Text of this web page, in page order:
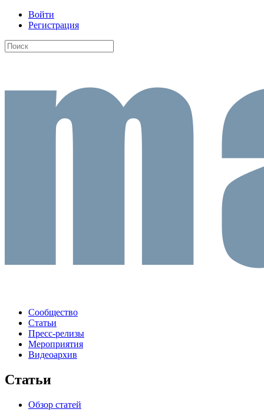
Войти
Регистрация
Сообщество
Статьи
Пресс-релизы
Мероприятия
Видеоархив
Статьи
Обзор статей